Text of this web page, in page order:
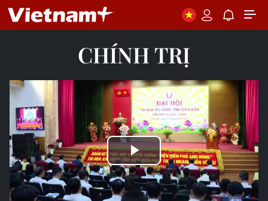
CHÍNH TRỊ
Play
Video